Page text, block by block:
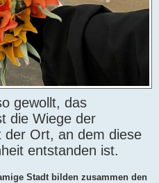
gewollt, das
die Wiege der
der Ort, an dem diese
entstanden ist.
Stadt bilden zusammen den